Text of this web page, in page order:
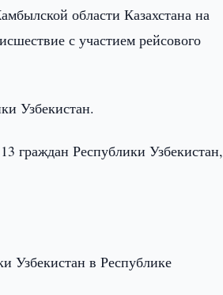
области Казахстана на
с участием рейсового
Узбекистан.
граждан Республики Узбекистан,
Узбекистан в Республике